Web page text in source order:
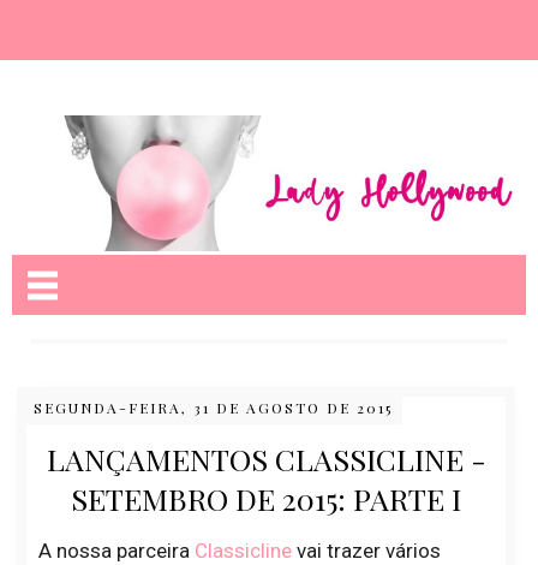
SEGUNDA-FEIRA, 31 DE AGOSTO DE 2015
LANÇAMENTOS CLASSICLINE -
SETEMBRO DE 2015: PARTE I
A nossa parceira Classiclinevai trazer vários